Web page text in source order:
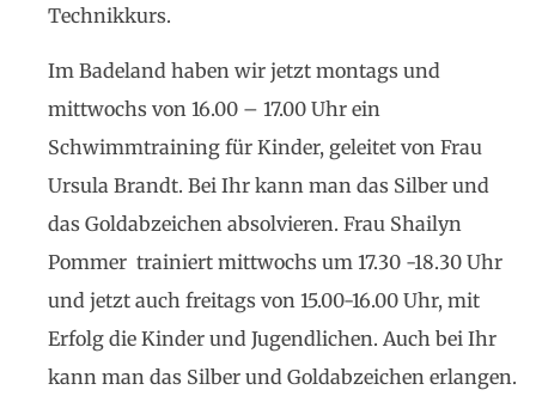
Technikkurs.
Im Badeland haben wir jetzt montags und
mittwochs von 16.00 – 17.00 Uhr ein
Schwimmtraining für Kinder, geleitet von Frau
Ursula Brandt. Bei Ihr kann man das Silber und
das Goldabzeichen absolvieren. Frau Shailyn
Pommer trainiert mittwochs um 17.30 -18.30 Uhr
und jetzt auch freitags von 15.00-16.00 Uhr, mit
Erfolg die Kinder und Jugendlichen. Auch bei Ihr
kann man das Silber und Goldabzeichen erlangen.